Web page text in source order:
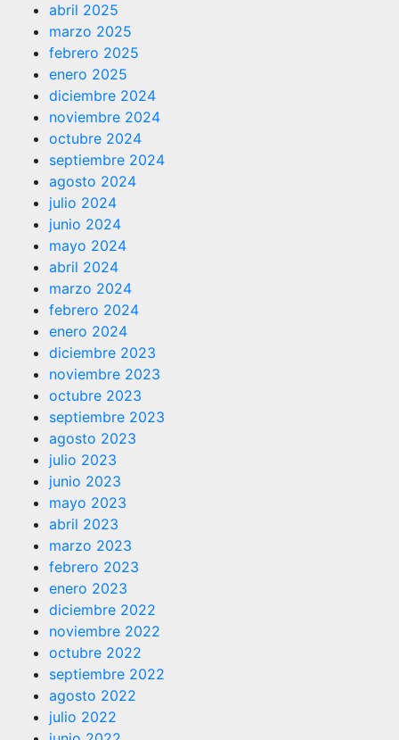
abril 2025
marzo 2025
febrero 2025
enero 2025
diciembre 2024
noviembre 2024
octubre 2024
septiembre 2024
agosto 2024
julio 2024
junio 2024
mayo 2024
abril 2024
marzo 2024
febrero 2024
enero 2024
diciembre 2023
noviembre 2023
octubre 2023
septiembre 2023
agosto 2023
julio 2023
junio 2023
mayo 2023
abril 2023
marzo 2023
febrero 2023
enero 2023
diciembre 2022
noviembre 2022
octubre 2022
septiembre 2022
agosto 2022
julio 2022